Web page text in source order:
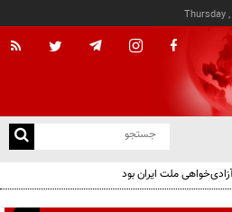
Thursday
ملت ایران بود